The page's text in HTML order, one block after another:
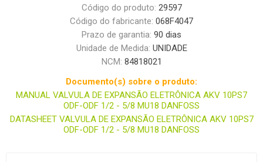
Código do produto: 29597
Código do fabricante: 068F4047
Prazo de garantia: 90 dias
Unidade de Medida: UNIDADE
NCM: 84818021
Documento(s) sobre o produto:
MANUAL VALVULA DE EXPANSÃO ELETRÔNICA AKV 10PS7
ODF-ODF 1/2 - 5/8 MU18 DANFOSS
DATASHEET VALVULA DE EXPANSÃO ELETRÔNICA AKV 10PS7
ODF-ODF 1/2 - 5/8 MU18 DANFOSS